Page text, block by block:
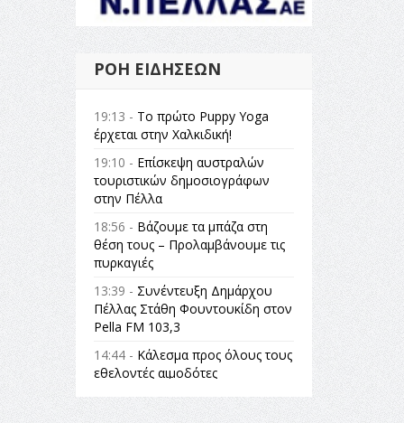
ΡΟΉ ΕΙΔΉΣΕΩΝ
19:13 - Το πρώτο Puppy Yoga
έρχεται στην Χαλκιδική!
19:10 - Επίσκεψη αυστραλών
τουριστικών δημοσιογράφων
στην Πέλλα
18:56 - Βάζουμε τα μπάζα στη
θέση τους – Προλαμβάνουμε τις
πυρκαγιές
13:39 - Συνέντευξη Δημάρχου
Πέλλας Στάθη Φουντουκίδη στον
Pella FM 103,3
14:44 - Κάλεσμα προς όλους τους
εθελοντές αιμοδότες
14:23 -Όλη η Ελλάδα ένας
πολιτισμός Μουσική